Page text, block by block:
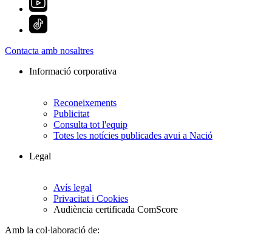
Contacta amb nosaltres
Informació corporativa
Reconeixements
Publicitat
Consulta tot l'equip
Totes les notícies publicades avui a Nació
Legal
Avís legal
Privacitat i Cookies
Audiència certificada ComScore
Amb la col·laboració de: